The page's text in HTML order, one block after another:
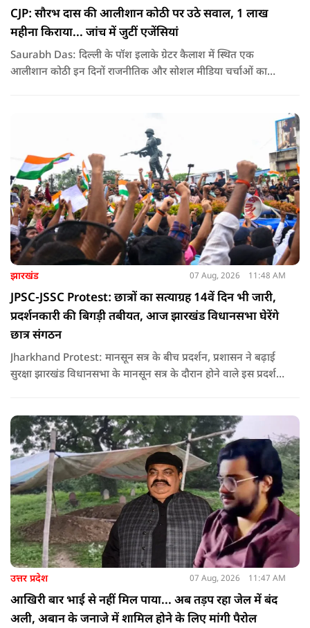
CJP: सौरभ दास की आलीशान कोठी पर उठे सवाल, 1 लाख
महीना किराया... जांच में जुटीं एजेंसियां
Saurabh Das: दिल्ली के पॉश इलाके ग्रेटर कैलाश में स्थित एक
आलीशान कोठी इन दिनों राजनीतिक और सोशल मीडिया चर्चाओं का
झारखंड 07 Aug, 2026 11:48 AM
JPSC-JSSC Protest: छात्रों का सत्याग्रह 14वें दिन भी जारी,
प्रदर्शनकारी की बिगड़ी तबीयत, आज झारखंड विधानसभा घेरेंगे
छात्र संगठन
Jharkhand Protest: मानसून सत्र के बीच प्रदर्शन, प्रशासन ने बढ़ाई
सुरक्षा झारखंड विधानसभा के मानसून सत्र के दौरान होने वाले इस प्रदर्शन
जनाधिकार महासभा के आह्वान पर आयोजित किया जा रहा है.
उत्तर प्रदेश 07 Aug, 2026 11:47 AM
आखिरी बार भाई से नहीं मिल पाया... अब तड़प रहा जेल में बंद
अली, अबान के जनाजे में शामिल होने के लिए मांगी पैरोल